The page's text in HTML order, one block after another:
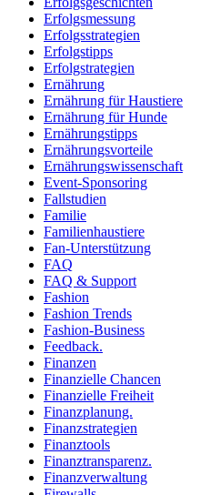
Erfolgsmessung
Erfolgsstrategien
Erfolgstipps
Erfolgstrategien
Ernährung
Ernährung für Haustiere
Ernährung für Hunde
Ernährungstipps
Ernährungsvorteile
Ernährungswissenschaft
Event-Sponsoring
Fallstudien
Familie
Familienhaustiere
Fan-Unterstützung
FAQ
FAQ & Support
Fashion
Fashion Trends
Fashion-Business
Feedback.
Finanzen
Finanzielle Chancen
Finanzielle Freiheit
Finanzplanung.
Finanzstrategien
Finanztools
Finanztransparenz.
Finanzverwaltung